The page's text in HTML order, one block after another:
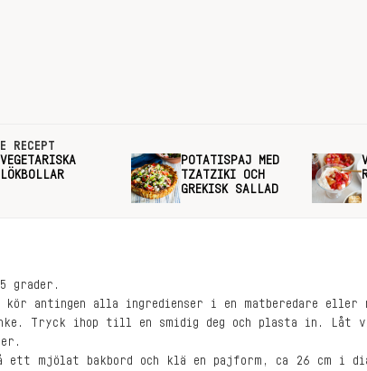
RECEPT
VEGETARISKA
LÖKBOLLAR
POTATISPAJ MED
TZATZIKI OCH
GREKISK SALLAD
grader.
kör antingen alla ingredienser i en matberedare eller
Tryck ihop till en smidig deg och plasta in. Låt
ett mjölat bakbord och klä en pajform, ca 26 cm i